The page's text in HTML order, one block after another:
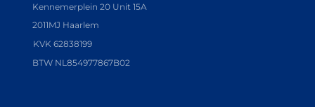
Kennemerplein 20 Unit 15A
2011MJ Haarlem
KVK 62838199
BTW NL854977867B02